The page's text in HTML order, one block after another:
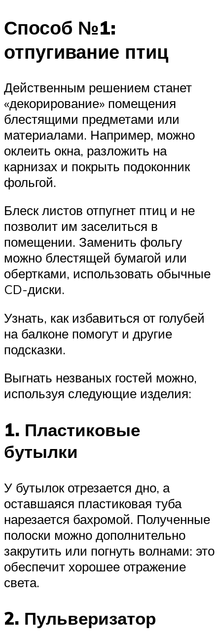
Способ №1:
отпугивание птиц
Действенным решением станет
«декорирование» помещения
блестящими предметами или
материалами. Например, можно
оклеить окна, разложить на
карнизах и покрыть подоконник
фольгой.
Блеск листов отпугнет птиц и не
позволит им заселиться в
помещении. Заменить фольгу
можно блестящей бумагой или
обертками, использовать обычные
CD-диски.
Узнать, как избавиться от голубей
на балконе помогут и другие
подсказки.
Выгнать незваных гостей можно,
используя следующие изделия:
1. Пластиковые
бутылки
У бутылок отрезается дно, а
оставшаяся пластиковая туба
нарезается бахромой. Полученные
полоски можно дополнительно
закрутить или погнуть волнами: это
обеспечит хорошее отражение
света.
2. Пульверизатор